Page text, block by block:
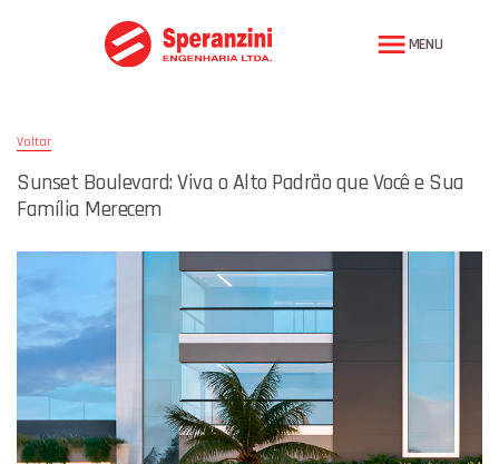
MENU
Voltar
Sunset Boulevard: Viva o Alto Padrão que Você e Sua
Família Merecem